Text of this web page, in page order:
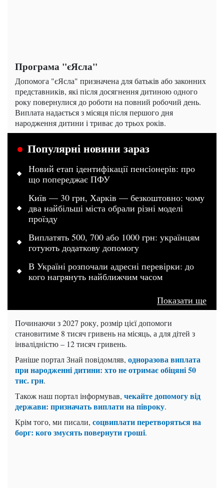
Програма "єЯсла"
Допомога "єЯсла" призначена для батьків або законних
представників, які після досягнення дитиною одного
року повернулися до роботи на повний робочий день.
Виплата надається з місяця після першого дня
народження дитини і триває до трьох років.
Популярні новини зараз
Новий етап ідентифікації пенсіонерів: про
що попереджає ПФУ
Київ — 30 грн, Харків — безкоштовно: чому
два найбільші міста обрали різні моделі
проїзду
Виплатять 500, 700 або 1000 грн: українцям
готують додаткову допомогу
В Україні розпочали адресні перевірки: до
кого нагрянуть найближчим часом
Показати ще
Починаючи з 2027 року, розмір цієї допомоги
становитиме 8 тисяч гривень на місяць, а для дітей з
інвалідністю – 12 тисяч гривень.
Раніше портал Знай повідомляв, одноразова виплата
при народженні дитини: хто не отримає обіцяні 50
тис. грн.
Також наш портал інформував, чекайте допомогу від
держави: призначать виплати на півроку.
Крім того, ми писали, соцвиплати перетворяться на
борг: кого змусять повернути гроші.